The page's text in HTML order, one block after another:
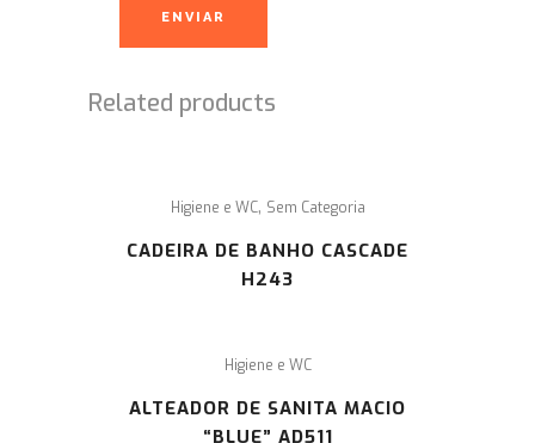
Related products
Higiene e WC, Sem Categoria
CADEIRA DE BANHO CASCADE
H243
Higiene e WC
ALTEADOR DE SANITA MACIO
“BLUE” AD511